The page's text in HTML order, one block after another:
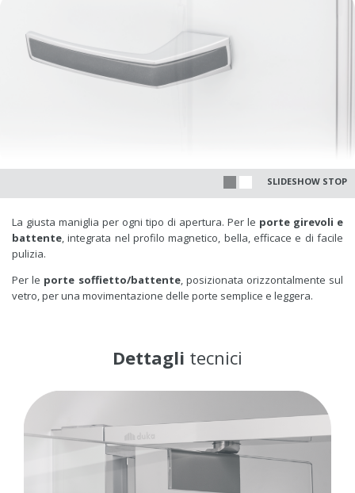
SLIDESHOW STOP
La giusta maniglia per ogni tipo di apertura. Per le porte girevoli e
battente, integrata nel profilo magnetico, bella, efficace e di facile
pulizia.
Per le porte soffietto/battente, posizionata orizzontalmente sul
vetro, per una movimentazione delle porte semplice e leggera.
Dettagli tecnici